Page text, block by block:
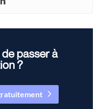
passer à
?